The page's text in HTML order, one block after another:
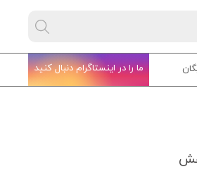
ما را در اینستاگرام دنبال کنید